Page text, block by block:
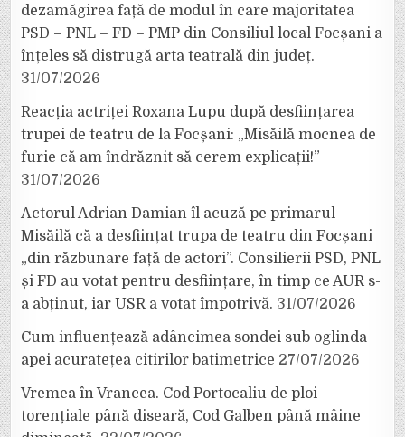
dezamăgirea față de modul în care majoritatea
PSD – PNL – FD – PMP din Consiliul local Focșani a
înțeles să distrugă arta teatrală din județ.
31/07/2026
Reacția actriței Roxana Lupu după desființarea
trupei de teatru de la Focșani: „Misăilă mocnea de
furie că am îndrăznit să cerem explicații!”
31/07/2026
Actorul Adrian Damian îl acuză pe primarul
Misăilă că a desființat trupa de teatru din Focșani
„din răzbunare față de actori”. Consilierii PSD, PNL
și FD au votat pentru desființare, în timp ce AUR s-
a abținut, iar USR a votat împotrivă. 31/07/2026
Cum influențează adâncimea sondei sub oglinda
apei acuratețea citirilor batimetrice 27/07/2026
Vremea în Vrancea. Cod Portocaliu de ploi
torențiale până diseară, Cod Galben până mâine